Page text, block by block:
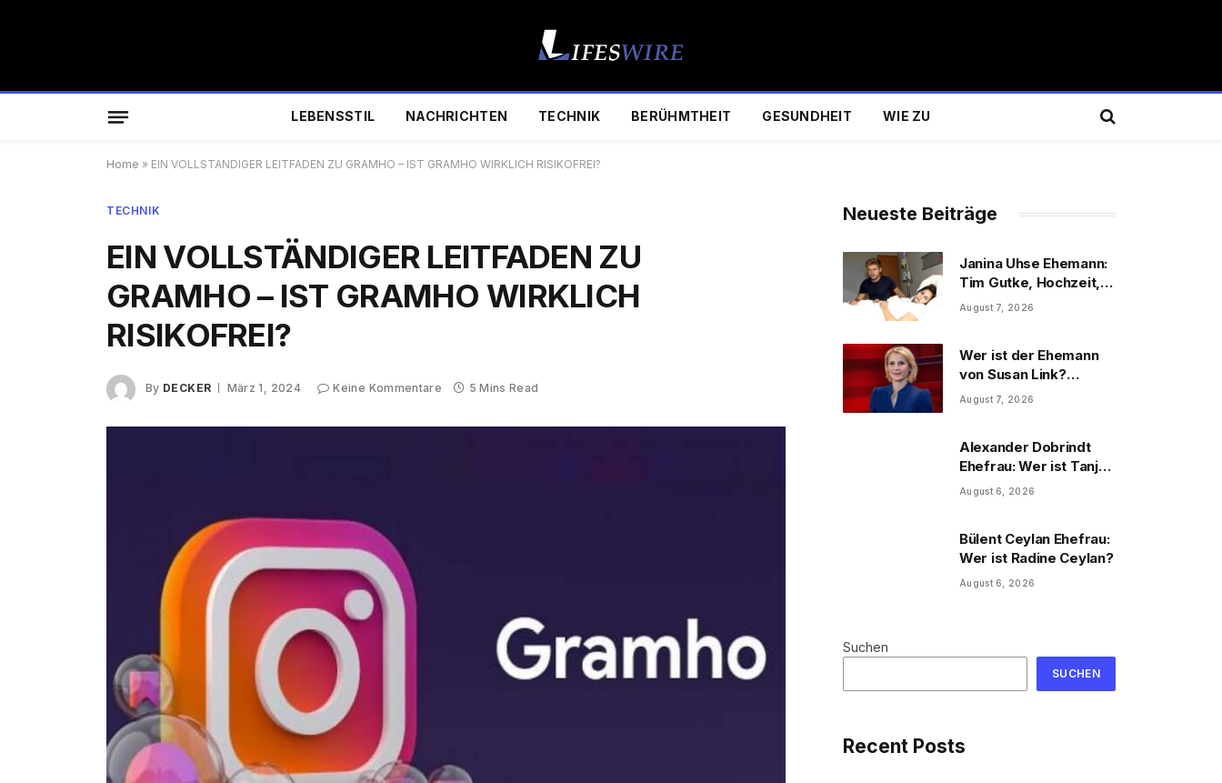
LEBENSSTIL NACHRICHTEN TECHNIK BERÜHMTHEIT GESUNDHEIT WIE ZU
Home » EIN VOLLSTÄNDIGER LEITFADEN ZU GRAMHO – IST GRAMHO WIRKLICH RISIKOFREI?
TECHNIK
EIN VOLLSTÄNDIGER LEITFADEN ZU
GRAMHO – IST GRAMHO WIRKLICH
RISIKOFREI?
By DECKER März 1, 2024 Keine Kommentare 5 Mins Read
Neueste Beiträge
Janina Uhse Ehemann:
Tim Gutke, Hochzeit,
Sohn und Familie
August 7, 2026
Wer ist der Ehemann
von Susan Link?
Wolfgang Link, Beruf
August 7, 2026
Alexander Dobrindt
Ehefrau: Wer ist Tanja
Käser?
August 6, 2026
Bülent Ceylan Ehefrau:
Wer ist Radine Ceylan?
August 6, 2026
Suchen
SUCHEN
Recent Posts